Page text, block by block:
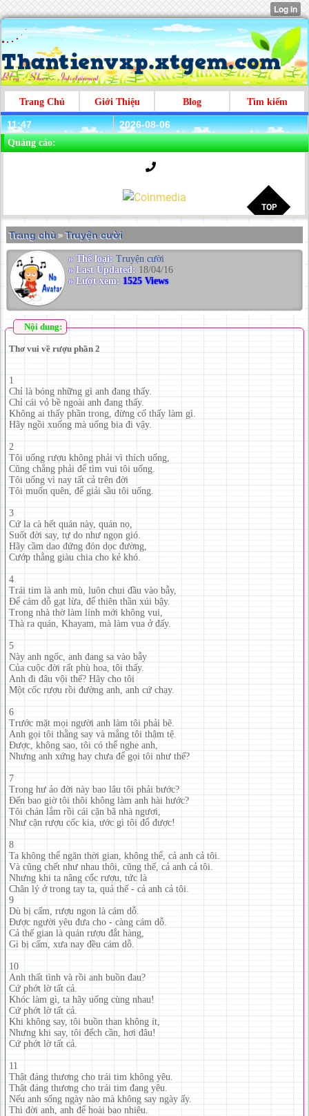
Trang Chủ Giới Thiệu Blog Tìm kiếm
11:47 2026-08-06
Quảng cáo:
Trang chủ >Truyện cười
» Thể loại: Truyện cười
» Last Updated: 18/04/16
» Lượt xem: 1525 Views
Nội dung:
Thơ vui về rượu phần 2
1
Chỉ là bóng những gì anh đang thấy.
Chỉ cái vỏ bề ngoài anh đang thấy.
Không ai thấy phần trong, đừng cố thấy làm gì.
Hãy ngồi xuống mà uống bia đi vậy.
2
Tôi uống rượu không phải vì thích uống,
Cũng chẳng phải để tìm vui tôi uống.
Tôi uống vì nay tất cả trên đời
Tôi muốn quên, để giải sầu tôi uống.
3
Cứ la cà hết quán này, quán nọ,
Suốt đời say, tự do như ngọn gió.
Hãy cầm dao đứng đón dọc đường,
Cướp thằng giàu chia cho kẻ khó.
4
Trái tim là anh mù, luôn chui đầu vào bẫy,
Để cám dỗ gạt lừa, để thiên thần xúi bậy.
Trong nhà thờ làm lính mới không vui,
Thà ra quán, Khayam, mà làm vua ở đấy.
5
Này anh ngốc, anh đang sa vào bẫy
Của cuộc đời rất phù hoa, tôi thấy.
Anh đi đâu vội thế? Hãy cho tôi
Một cốc rượu rồi đường anh, anh cứ chạy.
6
Trước mặt mọi người anh làm tôi phải bẽ.
Anh gọi tôi thằng say và mắng tôi thậm tệ.
Được, không sao, tôi có thể nghe anh,
Nhưng anh xứng hay chưa để gọi tôi như thế?
7
Trong hư ảo đời này bao lâu tôi phải bước?
Đến bao giờ tôi thôi không làm anh hài hước?
Tôi chán lắm rồi cái cặn bã nhà ngươi,
Như cặn rượu cốc kia, ước gì tôi đổ được!
8
Ta không thể ngăn thời gian, không thể, cả anh cả tôi.
Và cũng chết như nhau thôi, cũng thế, cả anh cả tôi.
Nhưng khi ta nâng cốc rượu, tức là
Chân lý ở trong tay ta, quả thế - cả anh cả tôi.
9
Dù bị cấm, rượu ngon là cám dỗ.
Được người yêu đưa cho - càng cám dỗ.
Cả thế gian là quán rượu đắt hàng,
Gì bị cấm, xưa nay đều cám dỗ.
10
Anh thất tình và rồi anh buồn đau?
Cứ phớt lờ tất cả.
Khóc làm gì, ta hãy uống cùng nhau!
Cứ phớt lờ tất cả.
Khi không say, tôi buồn than không ít,
Nhưng khi say, tôi đếch cần, hơi đâu!
Cứ phớt lờ tất cả.
11
Thật đáng thương cho trái tim không yêu.
Thật đáng thương cho trái tim đang yêu.
Nếu anh sống ngày nào mà không say ngày ấy.
Thì đời anh, anh để hoài bao nhiêu.